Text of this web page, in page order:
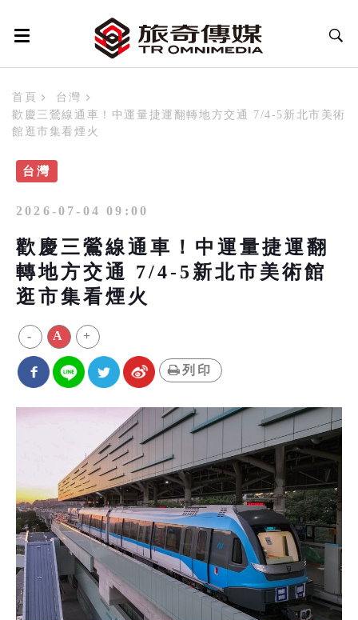
首頁
台灣
歡慶三鶯線通車！中運量捷運翻轉地方交通 7/4-5新北市美術
館逛市集看煙火
台灣
2026-07-04 09:00
歡慶三鶯線通車！中運量捷運翻
轉地方交通 7/4-5新北市美術館
逛市集看煙火
- A +
列印